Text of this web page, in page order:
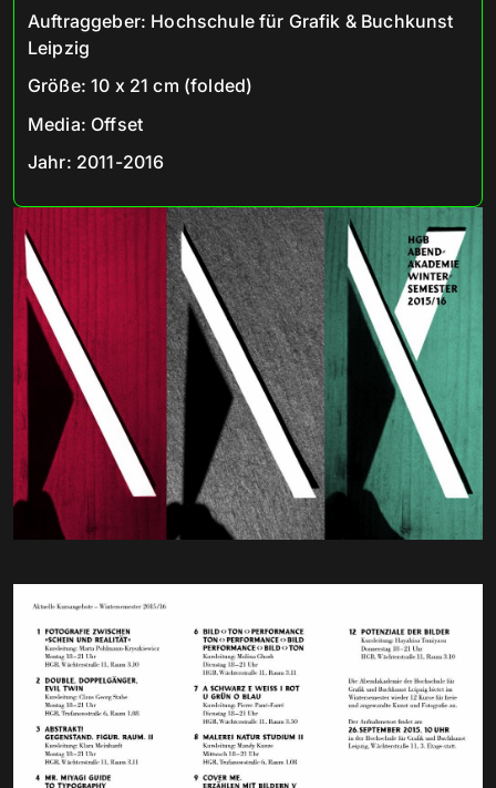
Auftraggeber: Hochschule für Grafik & Buchkunst
Leipzig
Größe: 10 x 21 cm (folded)
Media: Offset
Jahr: 2011-2016